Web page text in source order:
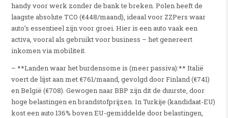
handy voor werk zonder de bank te breken. Polen heeft de
laagste absolute TCO (€448/maand), ideaal voor ZZPers waar
auto’s essentieel zijn voor groei. Hier is een auto vaak een
activa, vooral als gebruikt voor business – het genereert
inkomen via mobiliteit.
– **Landen waar het burdensome is (meer passiva):** Italië
voert de lijst aan met €761/maand, gevolgd door Finland (€741)
en België (€708). Gewogen naar BBP zijn dit de duurste, door
hoge belastingen en brandstofprijzen. In Turkije (kandidaat-EU)
kost een auto 136% boven EU-gemiddelde door belastingen,